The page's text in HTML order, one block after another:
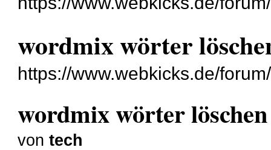
wordmix wörter
https://www.webkicks.de/
wordmix wörter löschen
vontech